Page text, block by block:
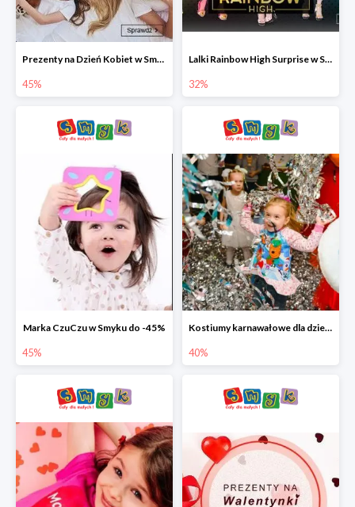
Prezenty na Dzień Kobiet w Smyku do -45%
45%
Lalki Rainbow High Surprise w Smyku do -35%
32%
Marka CzuCzu w Smyku do -45%
45%
Kostiumy karnawałowe dla dzieci w Smyku do -40%
40%